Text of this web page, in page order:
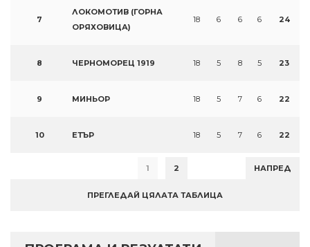
7
ЛОКОМОТИВ (ГОРНА
ОРЯХОВИЦА)
18 6 6 6 24
8 ЧЕРНОМОРЕЦ 1919 18 5 8 5 23
9 МИНЬОР 18 5 7 6 22
10 ЕТЪР 18 5 7 6 22
1 2 НАПРЕД
ПРЕГЛЕДАЙ ЦЯЛАТА ТАБЛИЦА